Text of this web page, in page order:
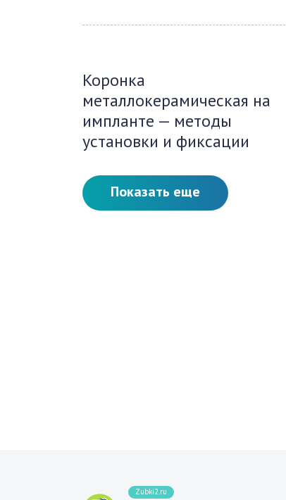
Коронка
металлокерамическая на
импланте — методы
установки и фиксации
Показать еще
Zubki2.ru